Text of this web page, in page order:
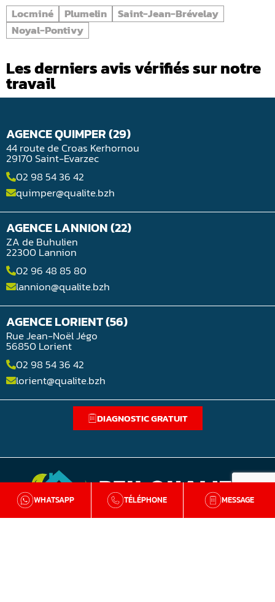
WHATSAPP TÉLÉPHONE MESSAGE
Locminé
Plumelin
Saint-Jean-Brévelay
Noyal-Pontivy
Les derniers avis vérifiés sur notre
travail
AGENCE QUIMPER (29)
44 route de Croas Kerhornou
29170 Saint-Evarzec
02 98 54 36 42
quimper@qualite.bzh
AGENCE LANNION (22)
ZA de Buhulien
22300 Lannion
02 96 48 85 80
lannion@qualite.bzh
AGENCE LORIENT (56)
Rue Jean-Noël Jégo
56850 Lorient
02 98 54 36 42
lorient@qualite.bzh
DIAGNOSTIC GRATUIT